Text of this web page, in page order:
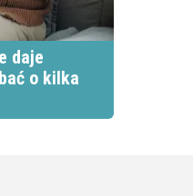
daje
o kilka